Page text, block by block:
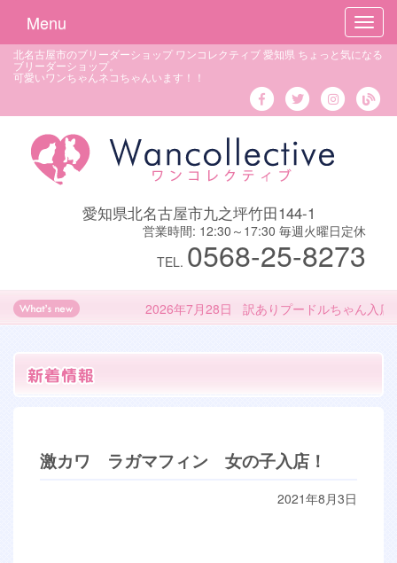
北名古屋市のブリーダーショップ ワンコレクティブ 愛知県 ちょっと気になる
ブリーダーショップ。
可愛いワンちゃんネコちゃんいます！！
愛知県北名古屋市九之坪竹田144-1
営業時間: 12:30～17:30 毎週火曜日定休
TEL. 0568-25-8273
Menu
2026年7月28日 訳ありプードルちゃん入店
激カワ ラガマフィン 女の子入店！
2021年8月3日